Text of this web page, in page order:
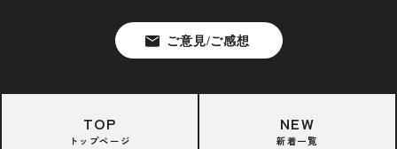
TOP
トップページ
NEW
新着一覧